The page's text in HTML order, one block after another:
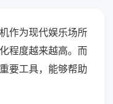
作为现代娱乐场所
程度越来越高。而
要工具，能够帮助